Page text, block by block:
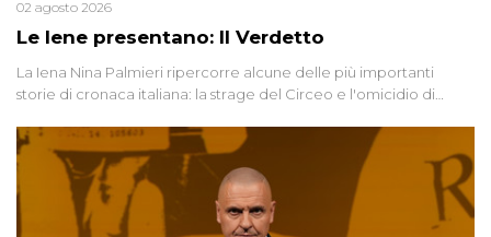
Le Iene presentano: Il Verdetto
02 agosto 2026
La Iena Nina Palmieri ripercorre alcune delle più importanti
storie di cronaca italiana: la strage del Circeo e l'omicidio di